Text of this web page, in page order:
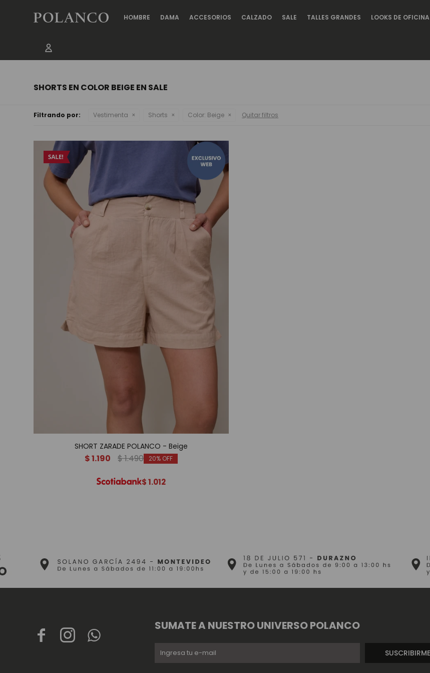
HOMBRE DAMA ACCESORIOS CALZADO SALE TALLES GRANDES LOOKS DE OFICINA
SHORTS EN COLOR BEIGE EN SALE
Filtrando por: Vestimenta Shorts Color: Beige Quitar filtros
SHORT ZARADE POLANCO - Beige
$1.190 $1.490 20
$1.012
  
SUMATE A NUESTRO UNIVERSO POLANCO
SUSCRIBIRME